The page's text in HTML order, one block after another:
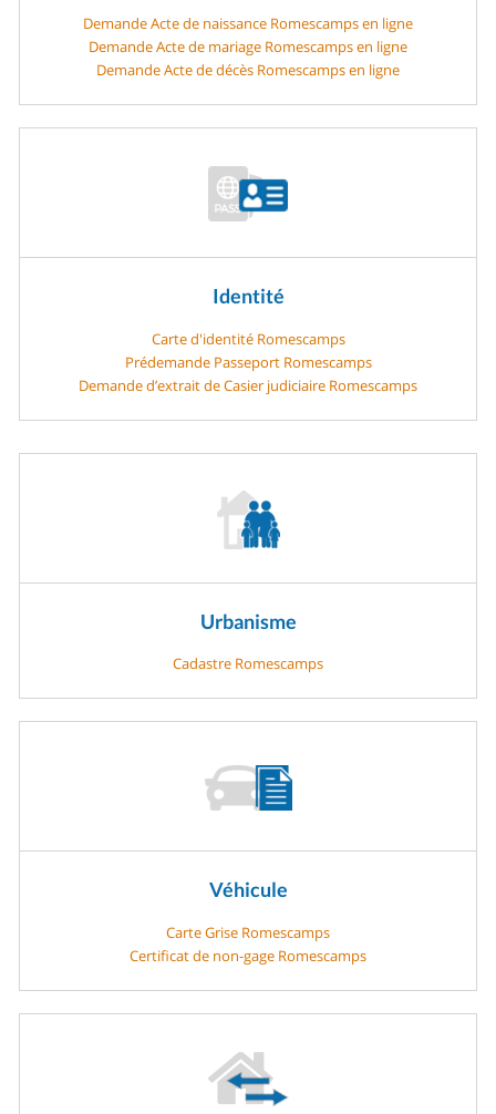
Demande Acte de naissance Romescamps en ligne
Demande Acte de mariage Romescamps en ligne
Demande Acte de décès Romescamps en ligne
Identité
Carte d'identité Romescamps
Prédemande Passeport Romescamps
Demande d’extrait de Casier judiciaire Romescamps
Urbanisme
Cadastre Romescamps
Véhicule
Carte Grise Romescamps
Certificat de non-gage Romescamps